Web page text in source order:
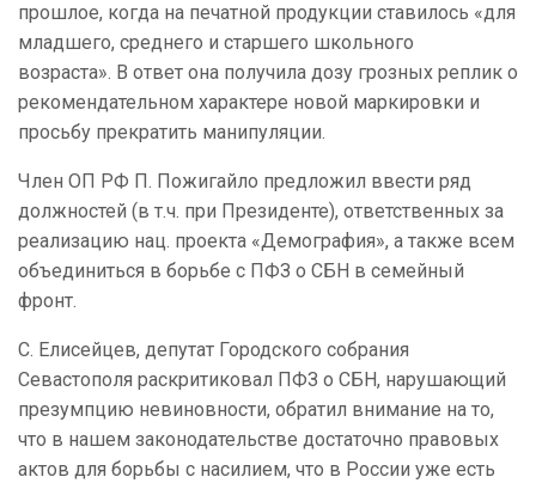
прошлое, когда на печатной продукции ставилось «для
младшего, среднего и старшего школьного
возраста». В ответ она получила дозу грозных реплик о
рекомендательном характере новой маркировки и
просьбу прекратить манипуляции.
Член ОП РФ П. Пожигайло предложил ввести ряд
должностей (в т.ч. при Президенте), ответственных за
реализацию нац. проекта «Демография», а также всем
объединиться в борьбе с ПФЗ о СБН в семейный
фронт.
С. Елисейцев, депутат Городского собрания
Севастополя раскритиковал ПФЗ о СБН, нарушающий
презумпцию невиновности, обратил внимание на то,
что в нашем законодательстве достаточно правовых
актов для борьбы с насилием, что в России уже есть